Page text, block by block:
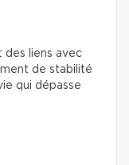
des liens avec
de stabilité
qui dépasse